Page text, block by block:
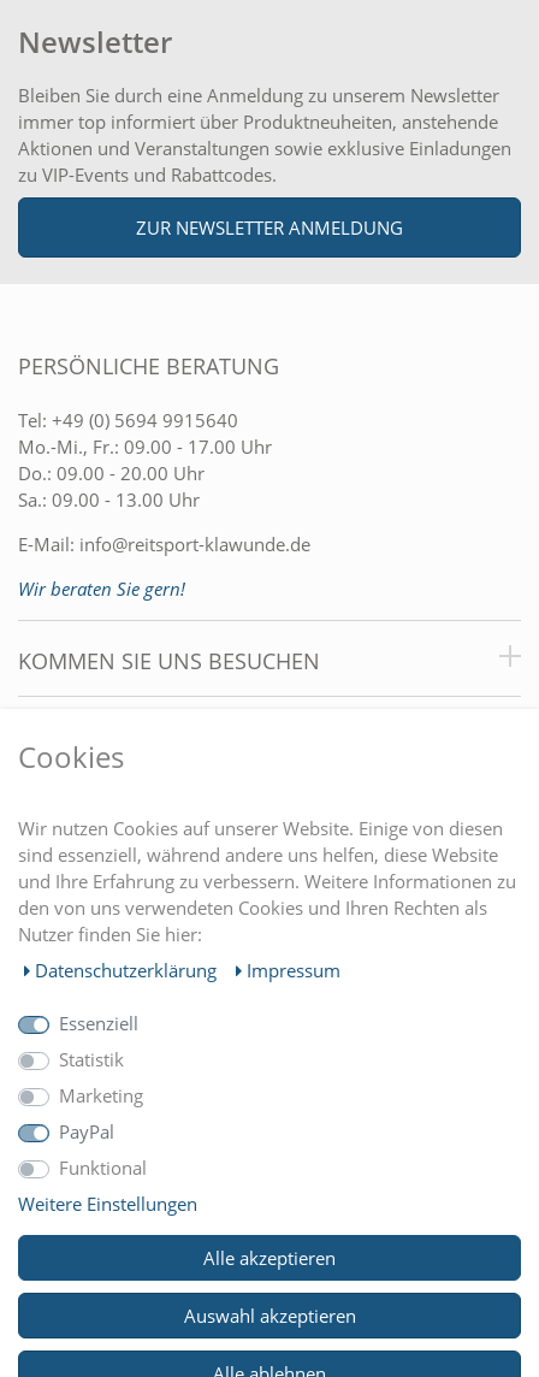
Newsletter
Bleiben Sie durch eine Anmeldung zu unserem Newsletter
immer top informiert über Produktneuheiten, anstehende
Aktionen und Veranstaltungen sowie exklusive Einladungen
zu VIP-Events und Rabattcodes.
ZUR NEWSLETTER ANMELDUNG
PERSÖNLICHE BERATUNG
Tel: +49 (0) 5694 9915640
Mo.-Mi., Fr.: 09.00 - 17.00 Uhr
Do.: 09.00 - 20.00 Uhr
Sa.: 09.00 - 13.00 Uhr
E-Mail: info@reitsport-klawunde.de
Wir beraten Sie gern!
KOMMEN SIE UNS BESUCHEN
EINKAUFEN
MEIN KONTO
UNTERNEHMEN
ZAHLUNGARTEN
WIR VERSCHICKEN MIT
© Copyright 2026 Reitsport Klawunde. Alle Rechte
Cookies
Wir nutzen Cookies auf unserer Website. Einige von diesen
sind essenziell, während andere uns helfen, diese Website
und Ihre Erfahrung zu verbessern. Weitere Informationen zu
den von uns verwendeten Cookies und Ihren Rechten als
Nutzer finden Sie hier:
Daten­schutz­erklärung
Impressum
Essenziell
Statistik
Marketing
PayPal
Funktional
Weitere Einstellungen
Alle akzeptieren
Auswahl akzeptieren